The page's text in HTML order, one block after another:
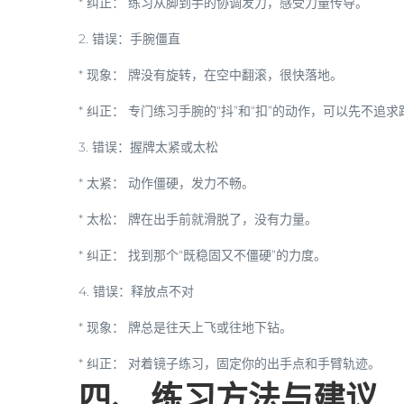
2. 错误：手腕僵直
* 现象： 牌没有旋转，在空中翻滚，很快落地。
* 纠正： 专门练习手腕的“抖”和“扣”的动作，可以先不追求
3. 错误：握牌太紧或太松
* 太紧： 动作僵硬，发力不畅。
* 太松： 牌在出手前就滑脱了，没有力量。
* 纠正： 找到那个“既稳固又不僵硬”的力度。
4. 错误：释放点不对
* 现象： 牌总是往天上飞或往地下钻。
* 纠正： 对着镜子练习，固定你的出手点和手臂轨迹。